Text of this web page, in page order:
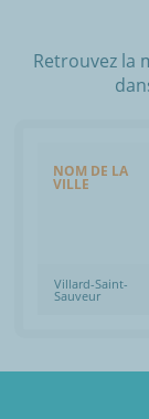
Retrouvez la
NOM DE LA
VILLE
Villard-Saint-
Sauveur